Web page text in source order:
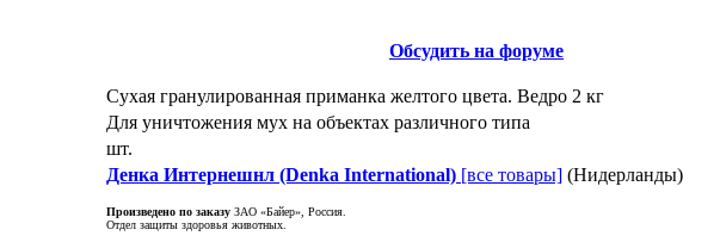
Обсудить на форуме
Сухая гранулированная приманка желтого цвета. Ведро 2 кг
Для уничтожения мух на объектах различного типа
шт.
Денка Интернешнл (Denka International) [все товары] (Нидерланды)
Произведено по заказу ЗАО «Байер», Россия.
Отдел защиты здоровья животных.